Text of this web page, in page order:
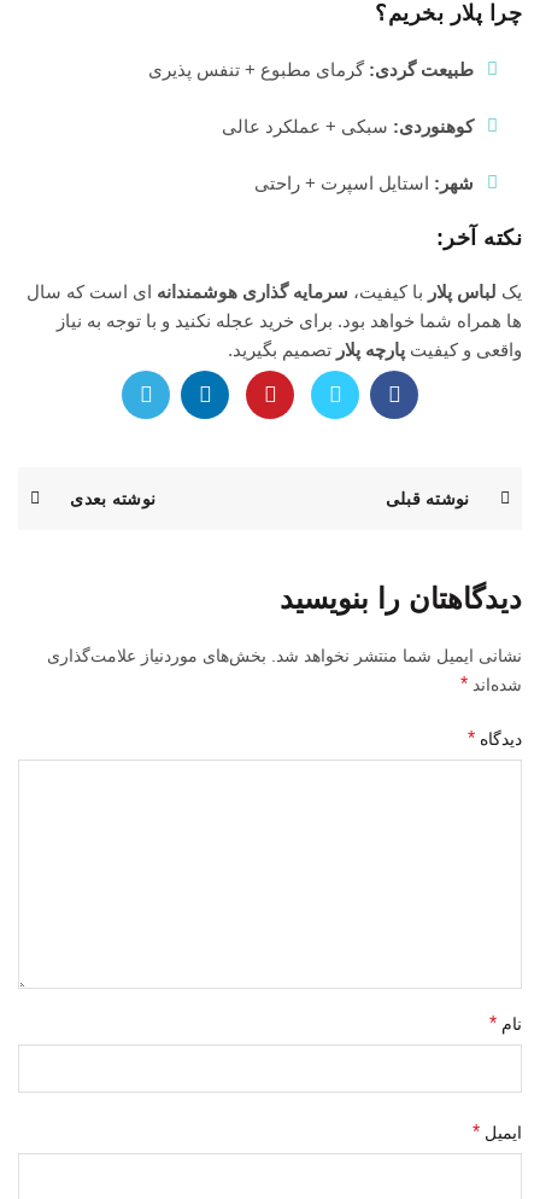
چرا پلار بخریم؟
طبیعت گردی: گرمای مطبوع + تنفس پذیری
کوهنوردی: سبکی + عملکرد عالی
شهر: استایل اسپرت + راحتی
نکته آخر:
یک لباس پلار با کیفیت، سرمایه گذاری هوشمندانه ای است که سال
ها همراه شما خواهد بود. برای خرید عجله نکنید و با توجه به نیاز
واقعی و کیفیت پارچه پلار تصمیم بگیرید.
نوشته قبلی نوشته بعدی
دیدگاهتان را بنویسید
نشانی ایمیل شما منتشر نخواهد شد. بخش‌های موردنیاز علامت‌گذاری
شده‌اند *
دیدگاه *
نام *
ایمیل *